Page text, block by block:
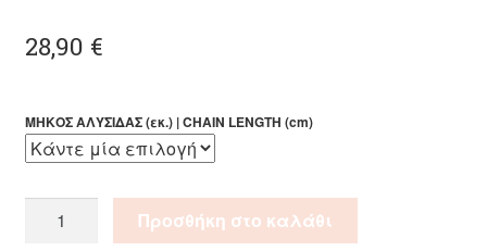
28,90 €
ΜΗΚΟΣ ΑΛΥΣΙΔΑΣ (εκ.) | CHAIN LENGTH (cm)
ΛΑΒΑ
Προσθήκη στο καλάθι